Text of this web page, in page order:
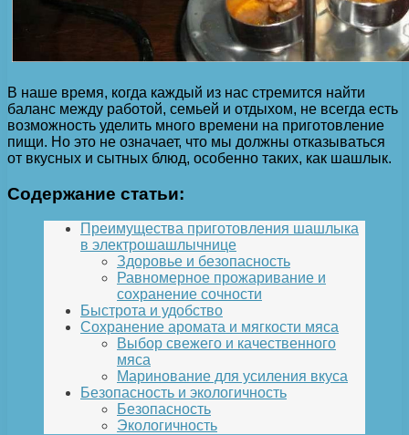
В наше время, когда каждый из нас стремится найти
баланс между работой, семьей и отдыхом, не всегда есть
возможность уделить много времени на приготовление
пищи. Но это не означает, что мы должны отказываться
от вкусных и сытных блюд, особенно таких, как шашлык.
Содержание статьи:
Преимущества приготовления шашлыка
в электрошашлычнице
Здоровье и безопасность
Равномерное прожаривание и
сохранение сочности
Быстрота и удобство
Сохранение аромата и мягкости мяса
Выбор свежего и качественного
мяса
Маринование для усиления вкуса
Безопасность и экологичность
Безопасность
Экологичность